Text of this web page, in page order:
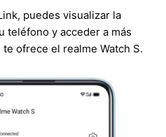
puedes visualizar la
teléfono y acceder a más
ofrece el realme Watch S.